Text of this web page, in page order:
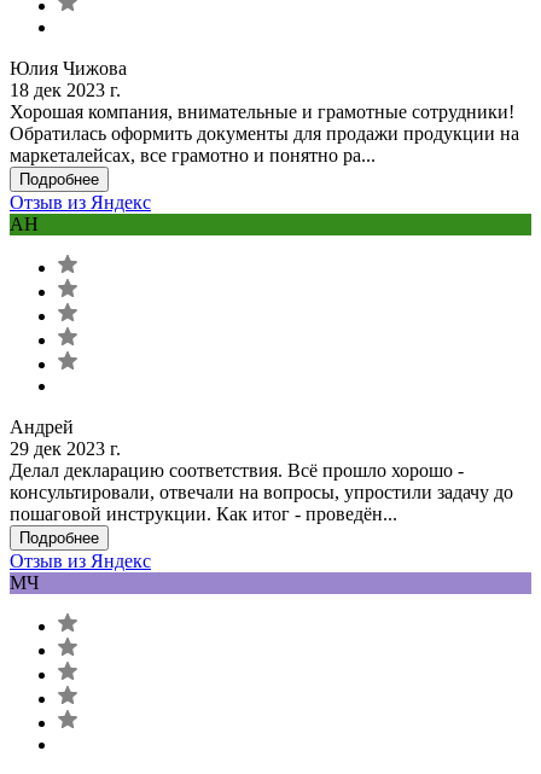
Юлия Чижова
18 дек 2023 г.
Хорошая компания, внимательные и грамотные сотрудники!
Обратилась оформить документы для продажи продукции на
маркеталейсах, все грамотно и понятно ра...
Подробнее
Отзыв из Яндекс
АН
Андрей
29 дек 2023 г.
Делал декларацию соответствия. Всё прошло хорошо -
консультировали, отвечали на вопросы, упростили задачу до
пошаговой инструкции. Как итог - проведён...
Подробнее
Отзыв из Яндекс
МЧ